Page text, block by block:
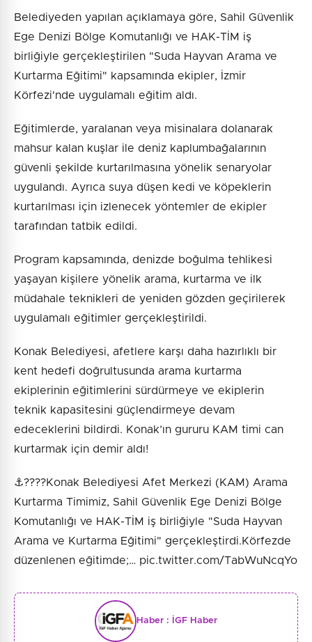
Belediyeden yapılan açıklamaya göre, Sahil Güvenlik
Ege Denizi Bölge Komutanlığı ve HAK-TİM iş
birliğiyle gerçekleştirilen "Suda Hayvan Arama ve
Kurtarma Eğitimi" kapsamında ekipler, İzmir
Körfezi'nde uygulamalı eğitim aldı.
Eğitimlerde, yaralanan veya misinalara dolanarak
mahsur kalan kuşlar ile deniz kaplumbağalarının
güvenli şekilde kurtarılmasına yönelik senaryolar
uygulandı. Ayrıca suya düşen kedi ve köpeklerin
kurtarılması için izlenecek yöntemler de ekipler
tarafından tatbik edildi.
Program kapsamında, denizde boğulma tehlikesi
yaşayan kişilere yönelik arama, kurtarma ve ilk
müdahale teknikleri de yeniden gözden geçirilerek
uygulamalı eğitimler gerçekleştirildi.
Konak Belediyesi, afetlere karşı daha hazırlıklı bir
kent hedefi doğrultusunda arama kurtarma
ekiplerinin eğitimlerini sürdürmeye ve ekiplerin
teknik kapasitesini güçlendirmeye devam
edeceklerini bildirdi. Konak’ın gururu KAM timi can
kurtarmak için demir aldı!
⚓️????Konak Belediyesi Afet Merkezi (KAM) Arama
Kurtarma Timimiz, Sahil Güvenlik Ege Denizi Bölge
Komutanlığı ve HAK-TİM iş birliğiyle "Suda Hayvan
Arama ve Kurtarma Eğitimi" gerçekleştirdi.Körfezde
düzenlenen eğitimde;… pic.twitter.com/TabWuNcqYo
Haber : İGF Haber